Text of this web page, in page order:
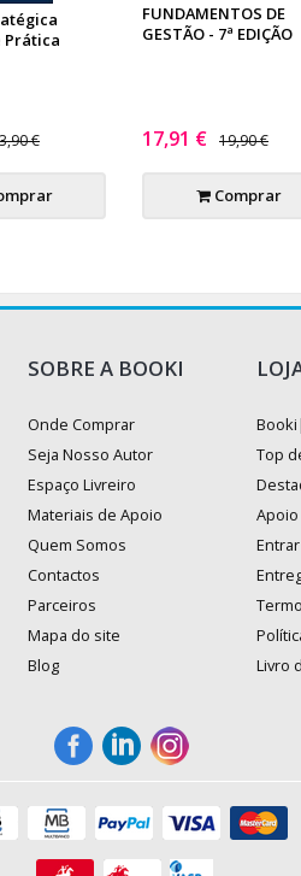
Prática
€
FUNDAMENTOS DE
GESTÃO - 7ª EDIÇÃO
17,91 € 19,90 €
Comprar
SOBRE A BOOKI
Onde Comprar
Seja Nosso Autor
Espaço Livreiro
Materiais de Apoio
Quem Somos
Contactos
Parceiros
Mapa do site
Blog
Top
Apoio
Livro